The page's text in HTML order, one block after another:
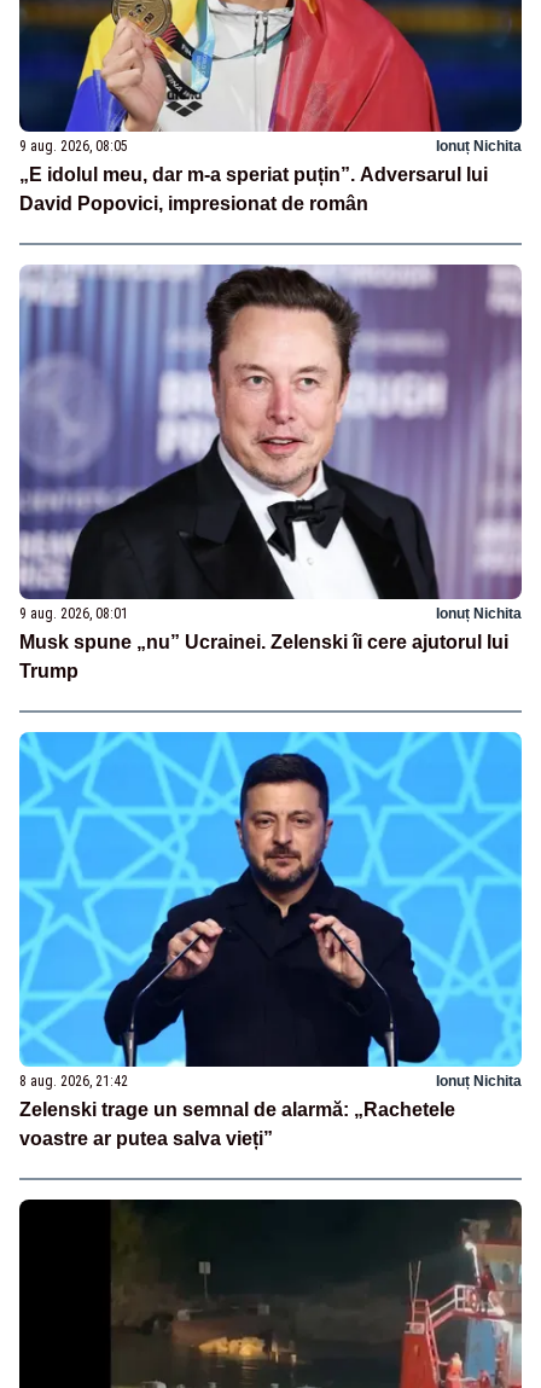
9 aug. 2026, 08:05 Ionuț Nichita
„E idolul meu, dar m-a speriat puțin”. Adversarul lui
David Popovici, impresionat de român
9 aug. 2026, 08:01 Ionuț Nichita
Musk spune „nu” Ucrainei. Zelenski îi cere ajutorul lui
Trump
8 aug. 2026, 21:42 Ionuț Nichita
Zelenski trage un semnal de alarmă: „Rachetele
voastre ar putea salva vieți”